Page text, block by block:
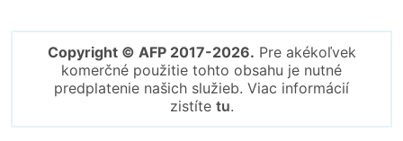
Copyright © AFP 2017-2026. Pre akékoľvek
komerčné použitie tohto obsahu je nutné
predplatenie našich služieb. Viac informácií
zistíte tu.